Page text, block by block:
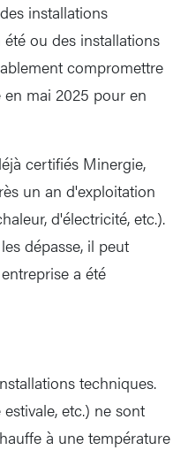
installations
ou des installations
compromettre
mai 2025 pour en
certifiés Minergie,
un an d'exploitation
d'électricité, etc.).
dépasse, il peut
a été
techniques.
etc.) ne sont
à une température